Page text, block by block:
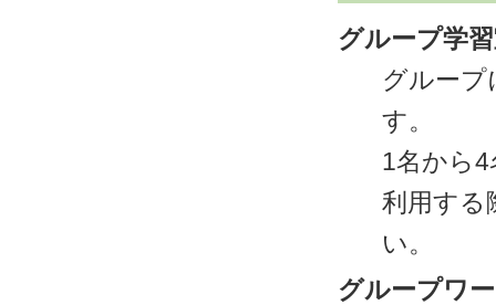
グループ学
グループ
す。
1名から
利用する
い。
グループワ